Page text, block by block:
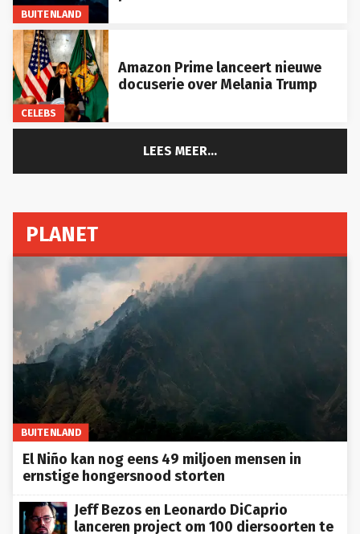
BUITENLAND
CELEBS
Amazon Prime lanceert nieuwe
docuserie over Melania Trump
LEES MEER...
PLANET
BUITENLAND
El Niño kan nog eens 49 miljoen mensen in
ernstige hongersnood storten
Jeff Bezos en Leonardo DiCaprio
lanceren project om 100 diersoorten te